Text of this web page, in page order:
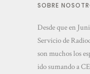
SOBRE
Desde que en
Servicio de
son muchos los
ido sumando a